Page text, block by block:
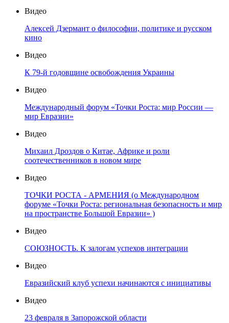
Видео
Алексей Дзермант о философии, политике и русском
кино
Видео
К 79-й годовщине освобождения Украины
Видео
Международный форум «Точки Роста: мир России —
мир Евразии»
Видео
Михаил Дроздов о Китае, Африке и роли
соотечественников в новом мире
Видео
ТОЧКИ РОСТА - АРМЕНИЯ (о Международном
форуме «Точки Роста: региональная безопасность и мир
на пространстве Большой Евразии» )
Видео
СОЮЗНОСТЬ. К залогам успехов интеграции
Видео
Евразийский клуб успехи начинаются с инициативы
Видео
23 февраля в Запорожской области